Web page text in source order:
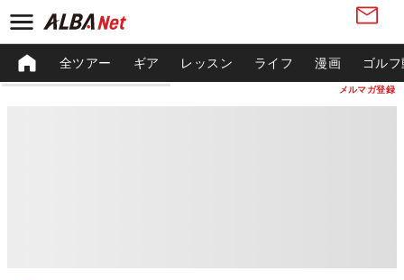
メルマガ登録
全ツアー ギア レッスン ライフ 漫画 ゴル